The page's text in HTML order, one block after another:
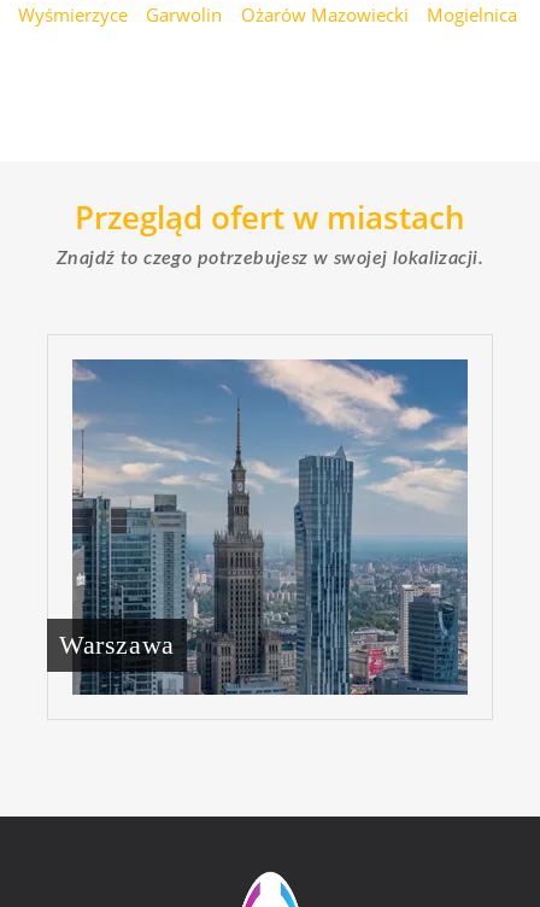
Wyśmierzyce
Garwolin Ożarów Mazowiecki Mogielnica
Przegląd ofert w miastach
Znajdź to czego potrzebujesz w swojej lokalizacji.
Warszawa